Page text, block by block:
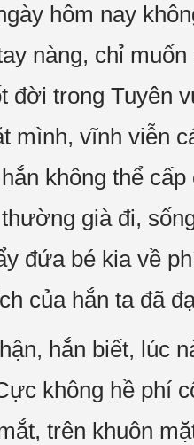
hôm nay
nàng, chỉ muốn
đời trong Tuyên
mình, vĩnh viễn
không thể cấp
già đi,
đứa bé kia về
của hắn ta đã
hắn biết, lúc
không hề phí
trên khuôn